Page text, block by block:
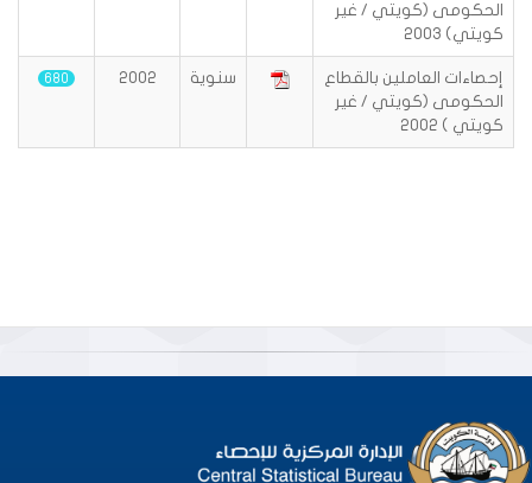
الحكومى (كويتي / غير
كويتي) 2003
إحصاءات العاملين بالقطاع
الحكومى (كويتي / غير
كويتي ) 2002
سنوية 2002
680